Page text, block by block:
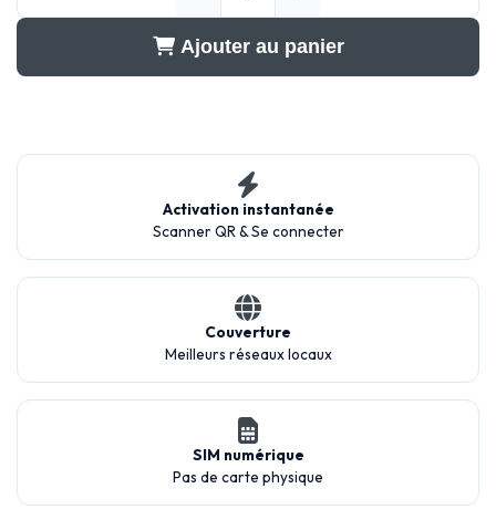
Activation instantanée
Scanner QR & Se connecter
Couverture
Meilleurs réseaux locaux
SIM numérique
Pas de carte physique
Ajouter au panier